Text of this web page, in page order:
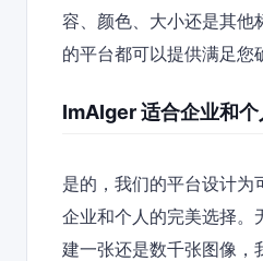
容、颜色、大小还是其他
的平台都可以提供满足您
ImAIger 适合企业和个
是的，我们的平台设计为
企业和个人的完美选择。
建一张还是数千张图像，